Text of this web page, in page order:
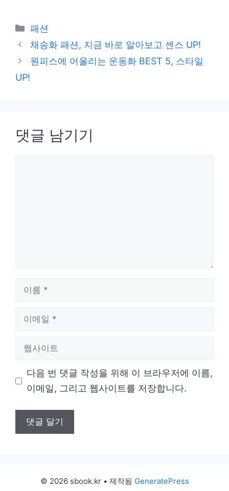
카
테
리
패션
채송화 패션, 지금 바로 알아보고 센스 UP!
원피스에 어울리는 운동화 BEST 5, 스타일
UP!
댓글 남기기
다음 번 댓글 작성을 위해 이 브라우저에 이름,
이메일, 그리고 웹사이트를 저장합니다.
© 2026 sbook.kr• 제작됨 GeneratePress